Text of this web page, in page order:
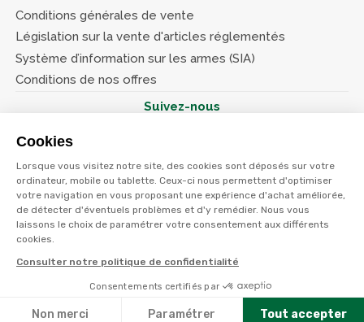
Cookies
Lorsque vous visitez notre site, des cookies sont déposés sur votre
ordinateur, mobile ou tablette. Ceux-ci nous permettent d'optimiser
votre navigation en vous proposant une expérience d'achat améliorée,
de détecter d'éventuels problèmes et d'y remédier. Nous vous
laissons le choix de paramétrer votre consentement aux différents
cookies.
Consulter notre politique de confidentialité
Consentements certifiés par
Non merci Paramétrer Tout accepter
Conditions générales de vente
Législation sur la vente d'articles réglementés
Système d’information sur les armes (SIA)
Conditions de nos offres
Suivez-nous
© Terres et eaux 2026
Politique de confidentialité
Mentions légales
CGV